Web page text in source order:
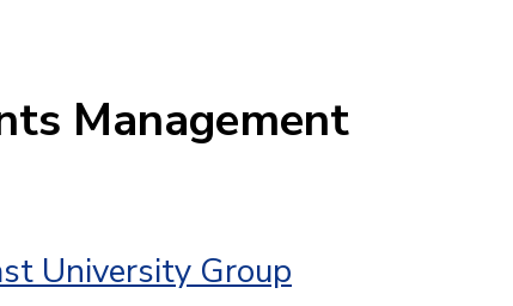
Management
University Group